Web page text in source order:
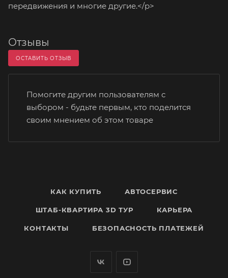
передвижения и многие другие.</p>
Отзывы
ОСТАВИТЬ ОТЗЫВ
Помогите другим пользователям с
выбором - будьте первым, кто поделится
своим мнением об этом товаре
КАК КУПИТЬ АВТОСЕРВИС
ШТАБ-КВАРТИРА 3D ТУР КАРЬЕРА
КОНТАКТЫ БЕЗОПАСНОСТЬ ПЛАТЕЖЕЙ